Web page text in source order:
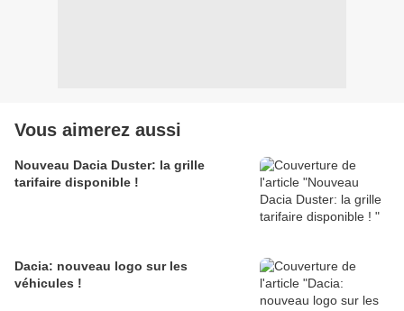
Vous aimerez aussi
Nouveau Dacia Duster: la grille
tarifaire disponible !
Dacia: nouveau logo sur les
véhicules !